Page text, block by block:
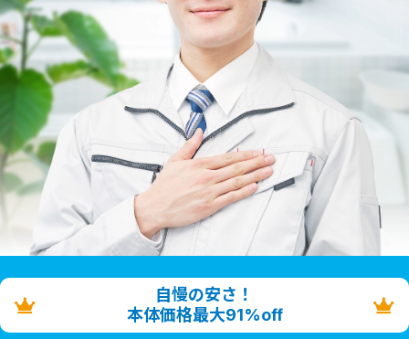
自慢の安さ！
本体価格最大91%off